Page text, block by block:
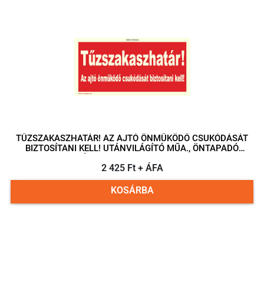
TŰZSZAKASZHATÁR! AZ AJTÓ ÖNMŰKÖDŐ CSUKÓDÁSÁT
BIZTOSÍTANI KELL! UTÁNVILÁGÍTÓ MŰA., ÖNTAPADÓ
2 425 Ft + ÁFA
KOSÁRBA